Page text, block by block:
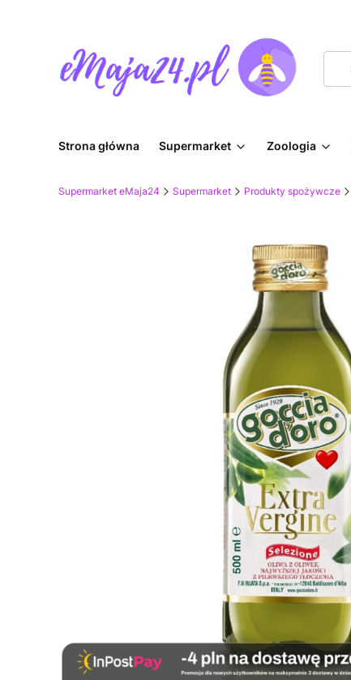
Strona główna Supermarket Zoologia
Supermarket eMaja24 Supermarket Produkty spożywcze